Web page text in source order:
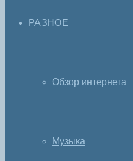
РАЗНОЕ
Обзор интернета
Музыка